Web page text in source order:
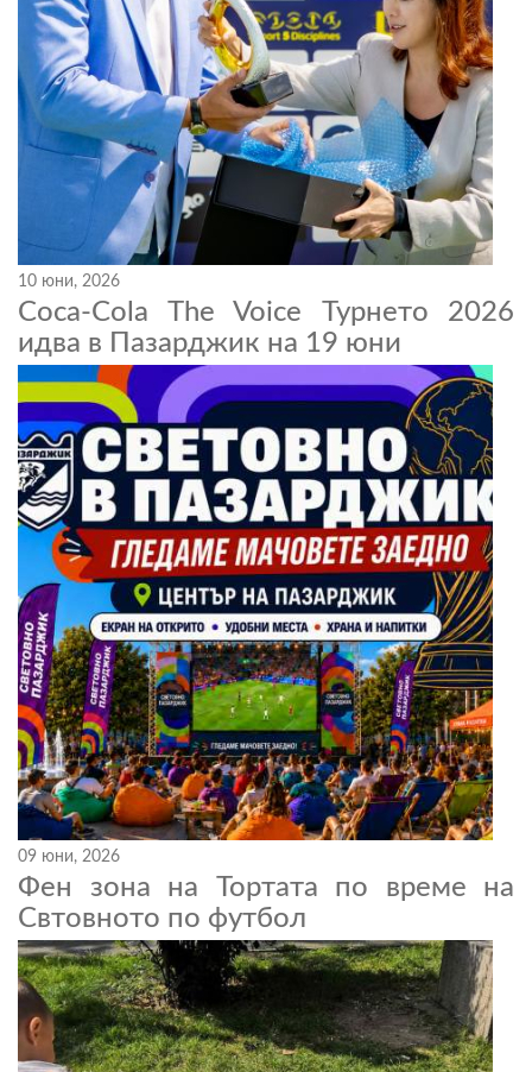
10 юни, 2026
Coca-Cola The Voice Турнето 2026
идва в Пазарджик на 19 юни
09 юни, 2026
Фен зона на Тортата по време на
Свтовното по футбол